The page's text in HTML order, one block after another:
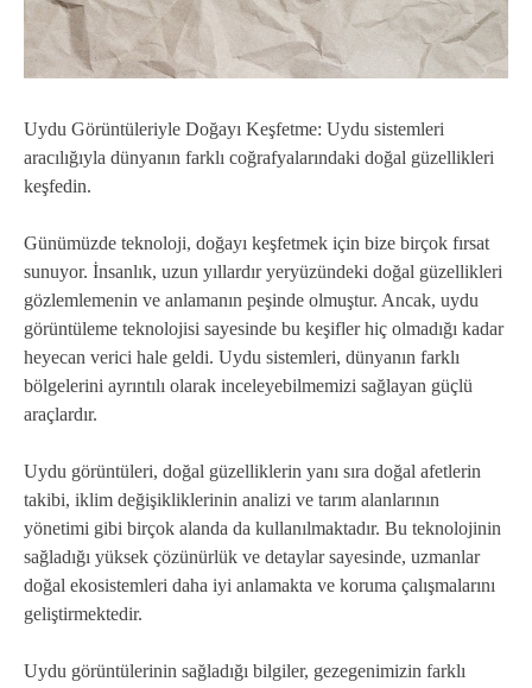
Uydu Görüntüleriyle Doğayı Keşfetme: Uydu sistemleri
aracılığıyla dünyanın farklı coğrafyalarındaki doğal güzellikleri
keşfedin.
Günümüzde teknoloji, doğayı keşfetmek için bize birçok fırsat
sunuyor. İnsanlık, uzun yıllardır yeryüzündeki doğal güzellikleri
gözlemlemenin ve anlamanın peşinde olmuştur. Ancak, uydu
görüntüleme teknolojisi sayesinde bu keşifler hiç olmadığı kadar
heyecan verici hale geldi. Uydu sistemleri, dünyanın farklı
bölgelerini ayrıntılı olarak inceleyebilmemizi sağlayan güçlü
araçlardır.
Uydu görüntüleri, doğal güzelliklerin yanı sıra doğal afetlerin
takibi, iklim değişikliklerinin analizi ve tarım alanlarının
yönetimi gibi birçok alanda da kullanılmaktadır. Bu teknolojinin
sağladığı yüksek çözünürlük ve detaylar sayesinde, uzmanlar
doğal ekosistemleri daha iyi anlamakta ve koruma çalışmalarını
geliştirmektedir.
Uydu görüntülerinin sağladığı bilgiler, gezegenimizin farklı